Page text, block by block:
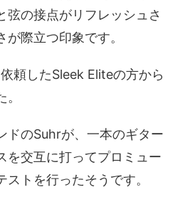
弦の接点がリフレッシュさ
際立つ印象です。
頼したSleek Eliteの方から
。
ドのSuhrが、一本のギター
を交互に打ってプロミュー
ストを行ったそうです。